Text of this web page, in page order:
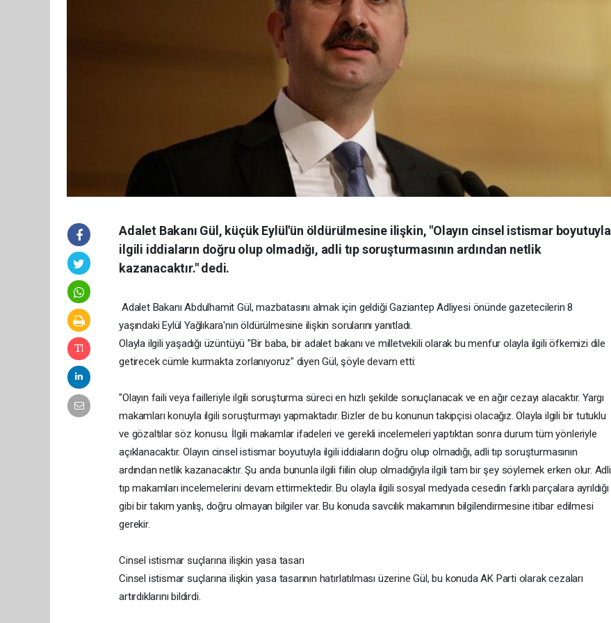
Adalet Bakanı Gül, küçük Eylül'ün öldürülmesine ilişkin, "Olayın cinsel istismar boyutuyla
ilgili iddiaların doğru olup olmadığı, adli tıp soruşturmasının ardından netlik
kazanacaktır." dedi.
Adalet Bakanı Abdulhamit Gül, mazbatasını almak için geldiği Gaziantep Adliyesi önünde gazetecilerin 8
yaşındaki Eylül Yağlıkara'nın öldürülmesine ilişkin sorularını yanıtladı.
Olayla ilgili yaşadığı üzüntüyü "Bir baba, bir adalet bakanı ve milletvekili olarak bu menfur olayla ilgili öfkemizi dile
getirecek cümle kurmakta zorlanıyoruz" diyen Gül, şöyle devam etti:
"Olayın faili veya failleriyle ilgili soruşturma süreci en hızlı şekilde sonuçlanacak ve en ağır cezayı alacaktır. Yargı
makamları konuyla ilgili soruşturmayı yapmaktadır. Bizler de bu konunun takipçisi olacağız. Olayla ilgili bir tutuklu
ve gözaltılar söz konusu. İlgili makamlar ifadeleri ve gerekli incelemeleri yaptıktan sonra durum tüm yönleriyle
açıklanacaktır. Olayın cinsel istismar boyutuyla ilgili iddiaların doğru olup olmadığı, adli tıp soruşturmasının
ardından netlik kazanacaktır. Şu anda bununla ilgili fiilin olup olmadığıyla ilgili tam bir şey söylemek erken olur. Adli
tıp makamları incelemelerini devam ettirmektedir. Bu olayla ilgili sosyal medyada cesedin farklı parçalara ayrıldığı
gibi bir takım yanlış, doğru olmayan bilgiler var. Bu konuda savcılık makamının bilgilendirmesine itibar edilmesi
gerekir.
Cinsel istismar suçlarına ilişkin yasa tasarı
Cinsel istismar suçlarına ilişkin yasa tasarının hatırlatılması üzerine Gül, bu konuda AK Parti olarak cezaları
artırdıklarını bildirdi.